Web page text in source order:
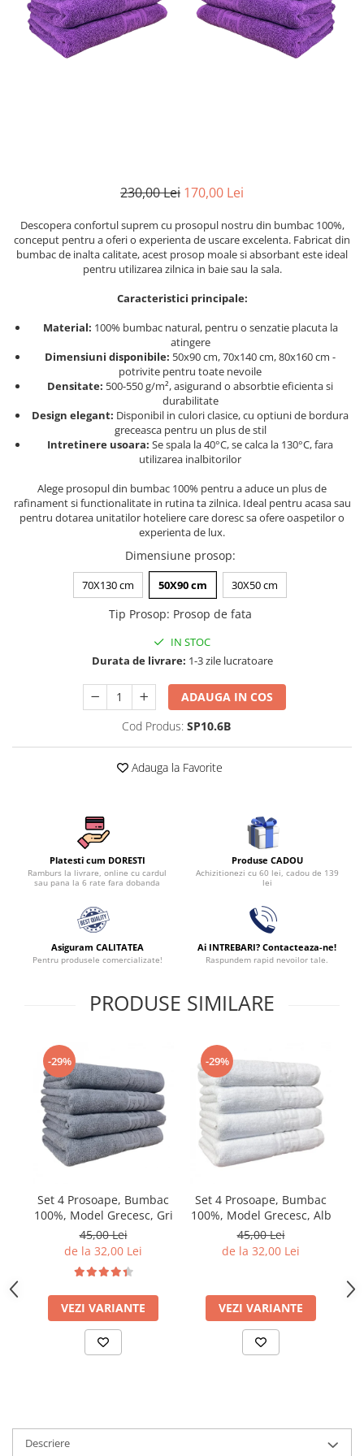
Cearceaf cu elastic
Cearceaf normal
Lenjerii De Pat Creponate
Lenjerii De Pat Volanase
Lenjerii De Pat, Finet Premium 3D,
2 Persoane
Lenjerii De Pat Jacquard
Lenjerii De Pat Catifea
Artificiala De Iepure, 6 Piese, 2
Set Lenjerie Pat Blanita Iepure, 6
Lenjerii De Pat Premium Collection
Set Lenjerie De Pat, 7 Piese, Cu
Pilota / Cuvertura Inclusa
Set Lenjerie De Pat Jacquard Regal,
11 Piese, Cuvertura Inclusa
Lenjerii Damasc Egiptean King Size
Lenjerii De Pat, Finet Premium, 1
Lenjerii De Pat Damasc 1 Persoana
Lenjerii De Pat, Imprimeu 3D, 1
230,00 Lei 170,00 Lei
Descopera confortul suprem cu prosopul nostru din bumbac 100%,
conceput pentru a oferi o experienta de uscare excelenta. Fabricat din
bumbac de inalta calitate, acest prosop moale si absorbant este ideal
pentru utilizarea zilnica in baie sau la sala.
Caracteristici principale:
Material: 100% bumbac natural, pentru o senzatie placuta la
atingere
Dimensiuni disponibile: 50x90 cm, 70x140 cm, 80x160 cm -
potrivite pentru toate nevoile
Densitate: 500-550 g/m², asigurand o absorbtie eficienta si
durabilitate
Design elegant: Disponibil in culori clasice, cu optiuni de bordura
greceasca pentru un plus de stil
Intretinere usoara: Se spala la 40°C, se calca la 130°C, fara
utilizarea inalbitorilor
Alege prosopul din bumbac 100% pentru a aduce un plus de
rafinament si functionalitate in rutina ta zilnica. Ideal pentru acasa sau
pentru dotarea unitatilor hoteliere care doresc sa ofere oaspetilor o
experienta de lux.
Dimensiune prosop:
70X130 cm 50X90 cm 30X50 cm
Tip Prosop: Prosop de fata
IN STOC
Durata de livrare: 1-3 zile lucratoare
ADAUGA IN COS
Cod Produs: SP10.6B
Adauga la Favorite
Platesti cum DORESTI
Ramburs la livrare, online cu cardul
sau pana la 6 rate fara dobanda
Produse CADOU
Achizitionezi cu 60 lei, cadou de 139
lei
Asiguram CALITATEA
Pentru produsele comercializate!
Ai INTREBARI? Contacteaza-ne!
Raspundem rapid nevoilor tale.
PRODUSE SIMILARE
-29%
Set 4 Prosoape, Bumbac
100%, Model Grecesc, Gri
45,00 Lei
de la 32,00 Lei
VEZI VARIANTE
-29%
Set 4 Prosoape, Bumbac
100%, Model Grecesc, Alb
45,00 Lei
de la 32,00 Lei
VEZI VARIANTE
Descriere